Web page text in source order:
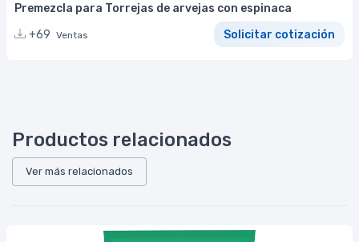
Premezcla para Torrejas de arvejas con espinaca
+69 Ventas Solicitar cotización
Productos relacionados
Ver más relacionados